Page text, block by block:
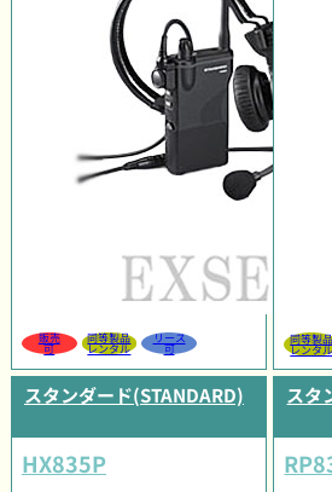
販売
可
同等製品
レンタル
リース
可
同等製
レンタ
スタンダード(STANDARD)
HX835P
スタ